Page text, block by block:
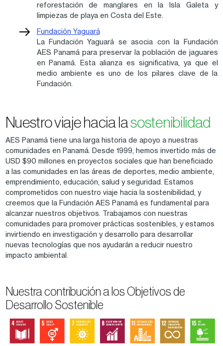
reforestación de manglares en la Isla Galeta y
limpiezas de playa en Costa del Este.
Fundación Yaguará
La Fundación Yaguará se asocia con la Fundación
AES Panamá para preservar la población de jaguares
en Panamá. Esta alianza es significativa, ya que el
medio ambiente es uno de los pilares clave de la
Fundación.
Nuestro viaje hacia lasostenibilidad
AES Panamá tiene una larga historia de apoyo a nuestras
comunidades en Panamá. Desde 1999, hemos invertido más de
USD $90 millones en proyectos sociales que han beneficiado
a las comunidades en las áreas de deportes, medio ambiente,
emprendimiento, educación, salud y seguridad. Estamos
comprometidos con nuestro viaje hacia la sostenibilidad, y
creemos que la Fundación AES Panamá es fundamental para
alcanzar nuestros objetivos. Trabajamos con nuestras
comunidades para promover prácticas sostenibles, y estamos
invirtiendo en investigación y desarrollo para desarrollar
nuevas tecnologías que nos ayudarán a reducir nuestro
impacto ambiental.
Nuestra contribución a los Objetivos de
Desarrollo Sostenible